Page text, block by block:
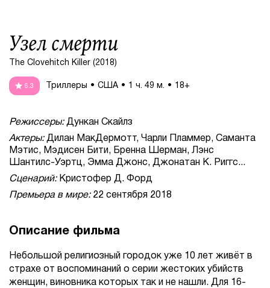
Узел смерти
The Clovehitch Killer (2018)
6.3 Триллеры США 1 ч. 49 м. 18+
Режиссеры:Дункан Скайлз
Актеры:Дилан МакДермотт, Чарли Пламмер, Саманта
Мэтис, Мэдисен Бити, Бренна Шерман, Лэнс
Шантилс-Уэртц, Эмма Джонс, Джонатан К. Риггс...
Сценарий:Кристофер Д. Форд
Премьера в мире:22 сентября 2018
Описание фильма
Небольшой религиозный городок уже 10 лет живёт в
страхе от воспоминаний о серии жестоких убийств
женщин, виновника которых так и не нашли. Для 16-